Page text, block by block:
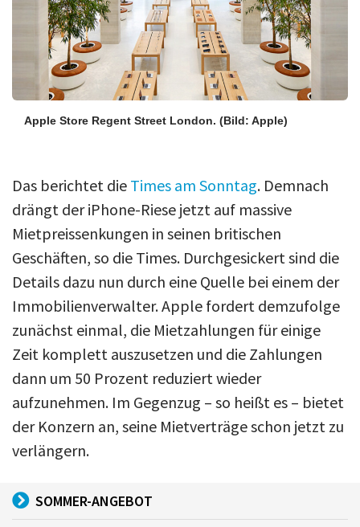
Apple Store Regent Street London. (Bild: Apple)
Das berichtet die Times am Sonntag. Demnach
drängt der iPhone-Riese jetzt auf massive
Mietpreissenkungen in seinen britischen
Geschäften, so die Times. Durchgesickert sind die
Details dazu nun durch eine Quelle bei einem der
Immobilienverwalter. Apple fordert demzufolge
zunächst einmal, die Mietzahlungen für einige
Zeit komplett auszusetzen und die Zahlungen
dann um 50 Prozent reduziert wieder
aufzunehmen. Im Gegenzug – so heißt es – bietet
der Konzern an, seine Mietverträge schon jetzt zu
verlängern.
SOMMER-ANGEBOT